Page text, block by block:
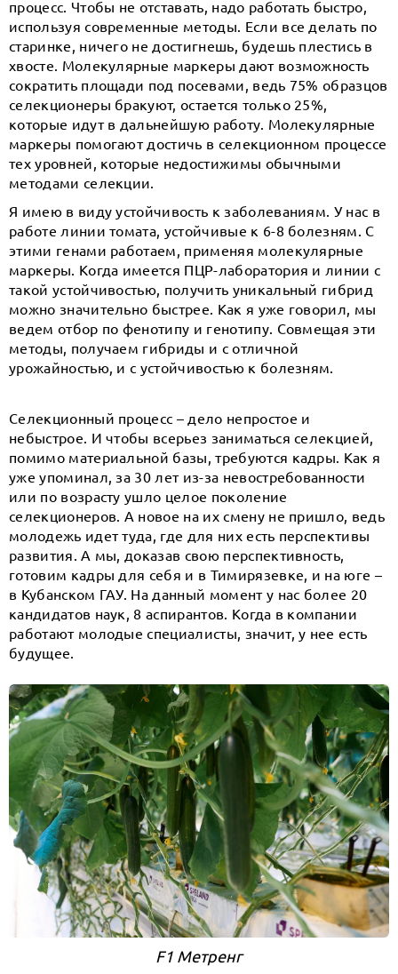
процесс. Чтобы не отставать, надо работать быстро,
используя современные методы. Если все делать по
старинке, ничего не достигнешь, будешь плестись в
хвосте. Молекулярные маркеры дают возможность
сократить площади под посевами, ведь 75% образцов
селекционеры бракуют, остается только 25%,
которые идут в дальнейшую работу. Молекулярные
маркеры помогают достичь в селекционном процессе
тех уровней, которые недостижимы обычными
методами селекции.
Я имею в виду устойчивость к заболеваниям. У нас в
работе линии томата, устойчивые к 6-8 болезням. С
этими генами работаем, применяя молекулярные
маркеры. Когда имеется ПЦР-лаборатория и линии с
такой устойчивостью, получить уникальный гибрид
можно значительно быстрее. Как я уже говорил, мы
ведем отбор по фенотипу и генотипу. Совмещая эти
методы, получаем гибриды и с отличной
урожайностью, и с устойчивостью к болезням.
Селекционный процесс – дело непростое и
небыстрое. И чтобы всерьез заниматься селекцией,
помимо материальной базы, требуются кадры. Как я
уже упоминал, за 30 лет из-за невостребованности
или по возрасту ушло целое поколение
селекционеров. А новое на их смену не пришло, ведь
молодежь идет туда, где для них есть перспективы
развития. А мы, доказав свою перспективность,
готовим кадры для себя и в Тимирязевке, и на юге –
в Кубанском ГАУ. На данный момент у нас более 20
кандидатов наук, 8 аспирантов. Когда в компании
работают молодые специалисты, значит, у нее есть
будущее.
F1 Метренг